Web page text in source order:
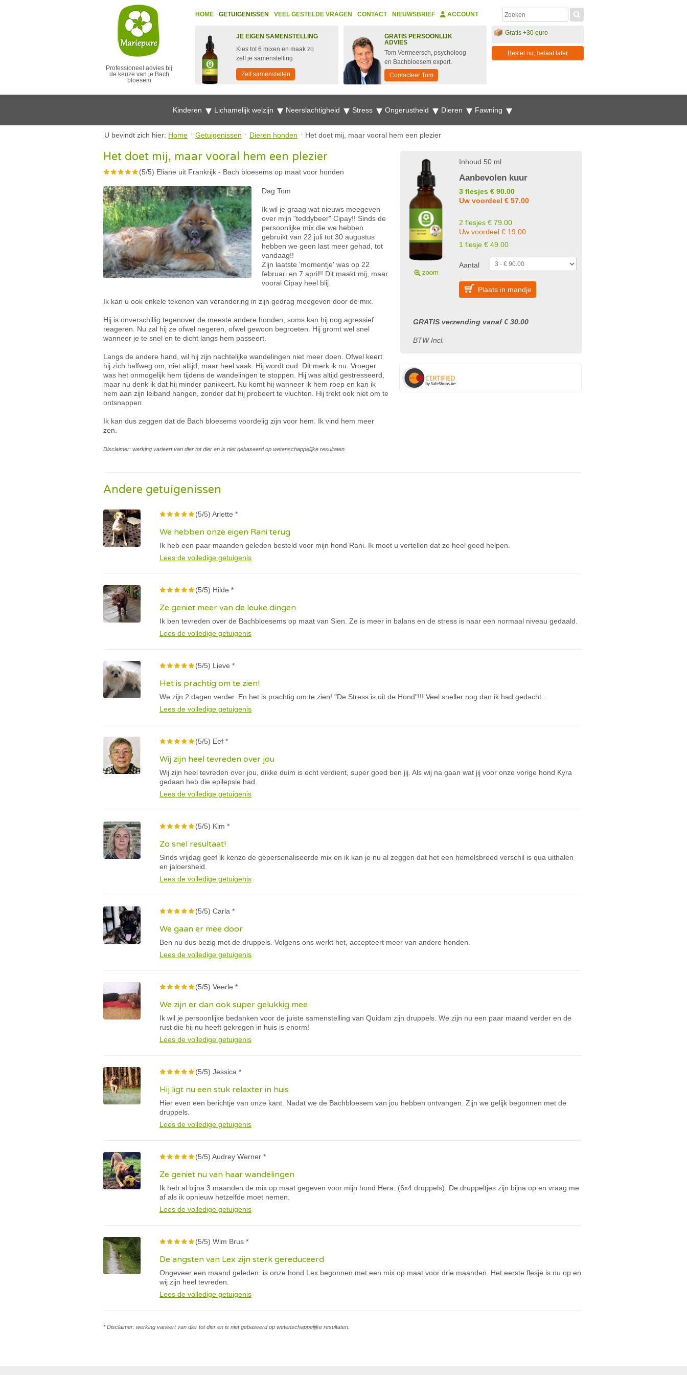
Professioneel advies bij
de keuze van je Bach
bloesem
HOME GETUIGENISSEN VEEL GESTELDE VRAGEN CONTACT NIEUWSBRIEF ACCOUNT
JE EIGEN SAMENSTELLING
Kies tot 6 mixen en maak zo
zelf je samenstelling
Zelf samenstellen
GRATIS PERSOONLIJK
ADVIES
Tom Vermeersch, psycholoog
en Bachbloesem expert.
Contacteer Tom
Gratis +30 euro
Bestel nu, betaal later
Kinderen Lichamelijk welzijn Neerslachtigheid Stress Ongerustheid Dieren Fawning
U bevindt zich hier: Home Getuigenissen Dieren honden Het doet mij, maar vooral hem een plezier
Het doet mij, maar vooral hem een plezier
(5/5) Eliane uit Frankrijk - Bach bloesems op maat voor honden
Dag Tom
Ik wil je graag wat nieuws meegeven
over mijn "teddybeer" Cipay!! Sinds de
persoonlijke mix die we hebben
gebruikt van 22 juli tot 30 augustus
hebben we geen last meer gehad, tot
vandaag!!
Zijn laatste 'momentje' was op 22
februari en 7 april!! Dit maakt mij, maar
vooral Cipay heel blij.
Ik kan u ook enkele tekenen van verandering in zijn gedrag meegeven door de mix.
Hij is onverschillig tegenover de meeste andere honden, soms kan hij nog agressief
reageren. Nu zal hij ze ofwel negeren, ofwel gewoon begroeten. Hij gromt wel snel
wanneer je te snel en te dicht langs hem passeert.
Langs de andere hand, wil hij zijn nachtelijke wandelingen niet meer doen. Ofwel keert
hij zich halfweg om, niet altijd, maar heel vaak. Hij wordt oud. Dit merk ik nu. Vroeger
was het onmogelijk hem tijdens de wandelingen te stoppen. Hij was altijd gestresseerd,
maar nu denk ik dat hij minder panikeert. Nu komt hij wanneer ik hem roep en kan ik
hem aan zijn leiband hangen, zonder dat hij probeert te vluchten. Hij trekt ook niet om te
ontsnappen.
Ik kan dus zeggen dat de Bach bloesems voordelig zijn voor hem. Ik vind hem meer
zen.
Disclaimer: werking varieert van dier tot dier en is niet gebaseerd op wetenschappelijke resultaten.
Inhoud 50 ml
Aanbevolen kuur
3 flesjes € 90.00
Uw voordeel € 57.00
2 flesjes € 79.00
Uw voordeel € 19.00
1 flesje € 49.00
Aantal
Plaats in mandje
GRATIS verzending vanaf € 30.00
BTW Incl.
Andere getuigenissen
(5/5) Arlette *
We hebben onze eigen Rani terug
Ik heb een paar maanden geleden besteld voor mijn hond Rani. Ik moet u vertellen dat ze heel goed helpen.
Lees de volledige getuigenis
(5/5) Hilde *
Ze geniet meer van de leuke dingen
Ik ben tevreden over de Bachbloesems op maat van Sien. Ze is meer in balans en de stress is naar een normaal niveau gedaald.
Lees de volledige getuigenis
(5/5) Lieve *
Het is prachtig om te zien!
We zijn 2 dagen verder. En het is prachtig om te zien! "De Stress is uit de Hond"!!! Veel sneller nog dan ik had gedacht...
Lees de volledige getuigenis
(5/5) Eef *
Wij zijn heel tevreden over jou
Wij zijn heel tevreden over jou, dikke duim is echt verdient, super goed ben jij. Als wij na gaan wat jij voor onze vorige hond Kyra
gedaan heb die epilepsie had.
Lees de volledige getuigenis
(5/5) Kim *
Zo snel resultaat!
Sinds vrijdag geef ik kenzo de gepersonaliseerde mix en ik kan je nu al zeggen dat het een hemelsbreed verschil is qua uithalen
en jaloersheid.
Lees de volledige getuigenis
(5/5) Carla *
We gaan er mee door
Ben nu dus bezig met de druppels. Volgens ons werkt het, accepteert meer van andere honden.
Lees de volledige getuigenis
(5/5) Veerle *
We zijn er dan ook super gelukkig mee
Ik wil je persoonlijke bedanken voor de juiste samenstelling van Quidam zijn druppels. We zijn nu een paar maand verder en de
rust die hij nu heeft gekregen in huis is enorm!
Lees de volledige getuigenis
(5/5) Jessica *
Hij ligt nu een stuk relaxter in huis
Hier even een berichtje van onze kant. Nadat we de Bachbloesem van jou hebben ontvangen. Zijn we gelijk begonnen met de
druppels.
Lees de volledige getuigenis
(5/5) Audrey Werner *
Ze geniet nu van haar wandelingen
Ik heb al bijna 3 maanden de mix op maat gegeven voor mijn hond Hera. (6x4 druppels). De druppeltjes zijn bijna op en vraag me
af als ik opnieuw hetzelfde moet nemen.
Lees de volledige getuigenis
(5/5) Wim Brus *
De angsten van Lex zijn sterk gereduceerd
Ongeveer een maand geleden is onze hond Lex begonnen met een mix op maat voor drie maanden. Het eerste flesje is nu op en
wij zijn heel tevreden.
Lees de volledige getuigenis
* Disclaimer: werking varieert van dier tot dier en is niet gebaseerd op wetenschappelijke resultaten.